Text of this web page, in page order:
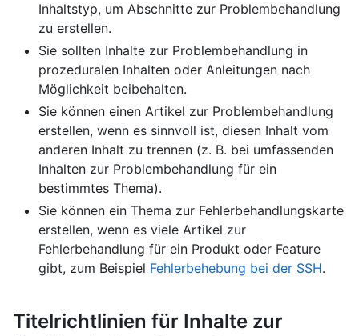
Inhaltstyp, um Abschnitte zur Problembehandlung
zu erstellen.
Sie sollten Inhalte zur Problembehandlung in
prozeduralen Inhalten oder Anleitungen nach
Möglichkeit beibehalten.
Sie können einen Artikel zur Problembehandlung
erstellen, wenn es sinnvoll ist, diesen Inhalt vom
anderen Inhalt zu trennen (z. B. bei umfassenden
Inhalten zur Problembehandlung für ein
bestimmtes Thema).
Sie können ein Thema zur Fehlerbehandlungskarte
erstellen, wenn es viele Artikel zur
Fehlerbehandlung für ein Produkt oder Feature
gibt, zum Beispiel Fehlerbehebung bei der SSH.
Titelrichtlinien für Inhalte zur